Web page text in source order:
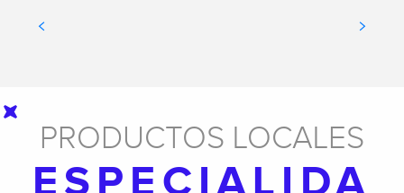
PRODUCTOS LOCALES